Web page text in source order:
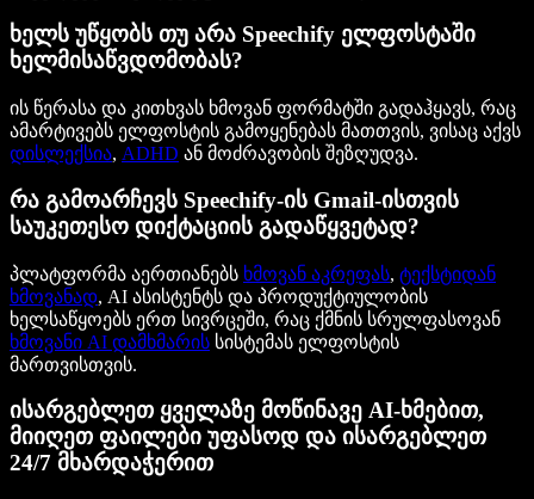
ხელს უწყობს თუ არა Speechify ელფოსტაში
ხელმისაწვდომობას?
ის წერასა და კითხვას ხმოვან ფორმატში გადაჰყავს, რაც
ამარტივებს ელფოსტის გამოყენებას მათთვის, ვისაც აქვს
დისლექსია, ADHD ან მოძრავობის შეზღუდვა.
რა გამოარჩევს Speechify-ის Gmail-ისთვის
საუკეთესო დიქტაციის გადაწყვეტად?
პლატფორმა აერთიანებს ხმოვან აკრეფას, ტექსტიდან
ხმოვანად, AI ასისტენტს და პროდუქტიულობის
ხელსაწყოებს ერთ სივრცეში, რაც ქმნის სრულფასოვან
ხმოვანი AI დამხმარის სისტემას ელფოსტის
მართვისთვის.
ისარგებლეთ ყველაზე მოწინავე AI-ხმებით,
მიიღეთ ფაილები უფასოდ და ისარგებლეთ
24/7 მხარდაჭერით